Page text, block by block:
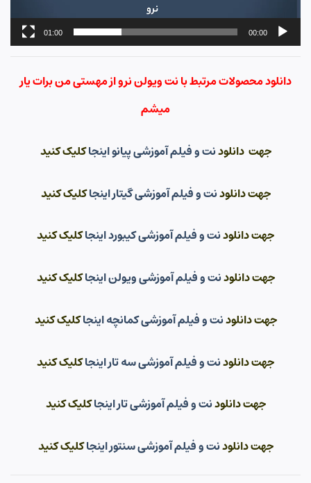
00:00
01:00
دانلود محصولات مرتبط با نت ویولن نرو از مهستی من برات یار
میشم
جهت دانلودنت و فیلم آموزشی پیانو اینجاکلیک کنید
جهت دانلودنت و فیلم آموزشی گیتار اینجاکلیک کنید
جهت دانلودنت و فیلم آموزشی کیبورد اینجاکلیک کنید
جهت دانلودنت و فیلم آموزشی ویولن اینجاکلیک کنید
جهت دانلودنت و فیلم آموزشی کمانچه اینجاکلیک کنید
جهت دانلودنت و فیلم آموزشی سه تار اینجاکلیک کنید
جهت دانلودنت و فیلم آموزشی تار اینجاکلیک کنید
جهت دانلودنت و فیلم آموزشی سنتور اینجاکلیک کنید